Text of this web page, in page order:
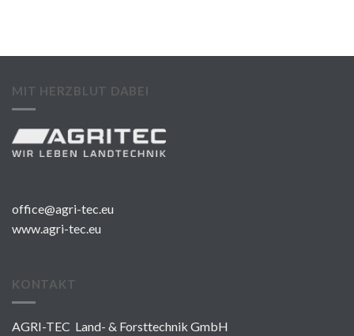
MIT HERZBLUT DABEI
office@agri-tec.eu
www.agri-tec.eu
KONTAKT
AGRI-TEC Land- & Forsttechnik GmbH